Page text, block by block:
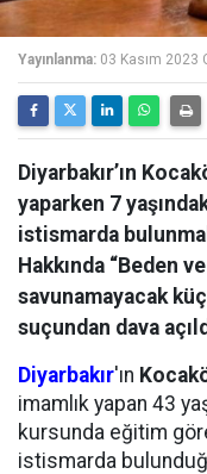
Yayınlanma: 03 Kasım 2023
Diyarbakır’ın
yaparken 7
istismarda
Hakkında “Beden
savunamayacak
suçundan dava
Diyarbakır'ın
imamlık yapan 43
kursunda eğitim
istismarda